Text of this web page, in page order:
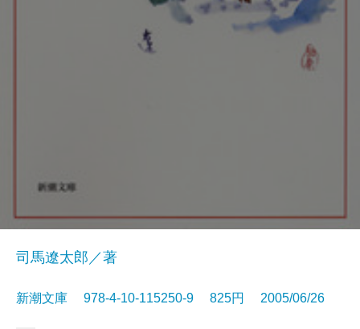
司馬遼太郎／著
新潮文庫 978-4-10-115250-9 825円 2005/06/26